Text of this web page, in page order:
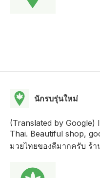
นักรบรุ่นใหม่
(Translated by Google)
Thai. Beautiful shop,
มวยไทยของดีมากครับ ร้า